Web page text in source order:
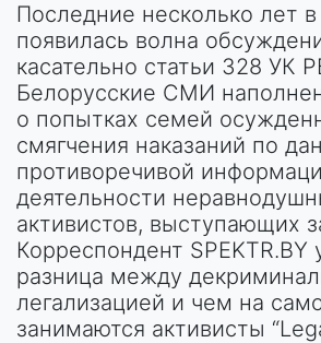
Последние несколько лет
появилась волна
касательно статьи​ 328 УК
Белорусские СМИ
о попытках семей
смягчения наказаний по
противоречивой
деятельности
активистов, выступающих
Корреспондент SPEKTR.BY
разница между
легализацией и чем на
занимаются активисты